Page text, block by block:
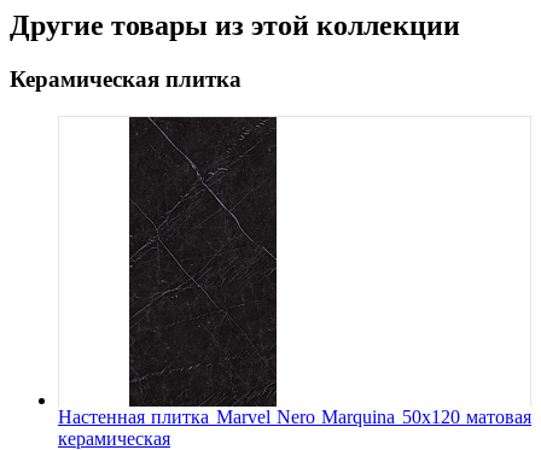
Другие товары из этой коллекции
Керамическая плитка
Настенная плитка Marvel Nero Marquina 50x120 матовая
керамическая